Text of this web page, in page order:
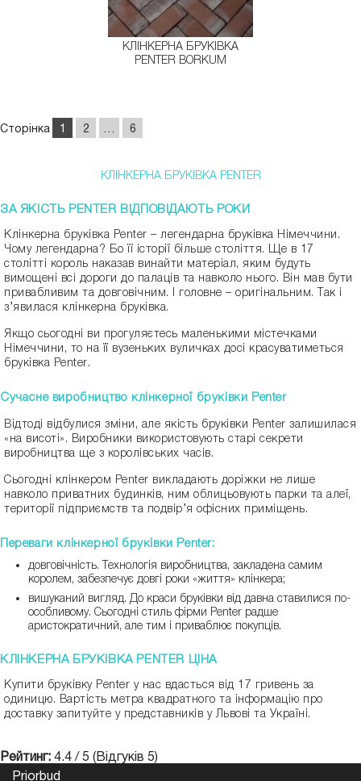
КЛІНКЕРНА БРУКІВКА
PENTER BORKUM
Сторінка 1 2 6
КЛІНКЕРНА БРУКІВКА PENTER
ЗА ЯКІСТЬ PENTER ВІДПОВІДАЮТЬ РОКИ
Клінкерна бруківка Penter – легендарна бруківка Німеччини.
Чому легендарна? Бо її історії більше століття. Ще в 17
столітті король наказав винайти матеріал, яким будуть
вимощені всі дороги до палаців та навколо нього. Він мав бути
привабливим та довговічним. І головне – оригінальним. Так і
з’явилася клінкерна бруківка.
Якщо сьогодні ви прогуляєтесь маленькими містечками
Німеччини, то на її вузеньких вуличках досі красуватиметься
бруківка Penter.
Сучасне виробництво клінкерної бруківки Penter
Відтоді відбулися зміни, але якість бруківки Penter залишилася
«на висоті». Виробники використовують старі секрети
виробництва ще з королівських часів.
Сьогодні клінкером Penter викладають доріжки не лише
навколо приватних будинків, ним облицьовують парки та алеї,
території підприємств та подвір’я офісних приміщень.
Переваги клінкерної бруківки Penter:
довговічність. Технологія виробництва, закладена самим
королем, забезпечує довгі роки «життя» клінкера;
вишуканий вигляд. До краси бруківки від давна ставилися по-
особливому. Сьогодні стиль фірми Penter радше
аристократичний, але тим і приваблює покупців.
КЛІНКЕРНА БРУКІВКА PENTER ЦІНА
Купити бруківку Penter у нас вдасться від 17 гривень за
одиницю. Вартість метра квадратного та інформацію про
доставку запитуйте у представників у Львові та Україні.
Рейтинг: 4.4 /5 (Відгуків 5)
Priorbud